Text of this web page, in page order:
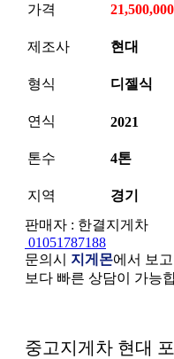
가격
제조사 현대
형식 디젤식
연식 2021
톤수 4톤
지역
경기
판매자 : 한결지게차
01051787188
문의시 지게몬에서 보
보다 빠른 상담이 가능
본문
중고지게차 현대